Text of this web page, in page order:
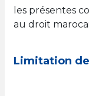
les présentes
au droit
Limitation